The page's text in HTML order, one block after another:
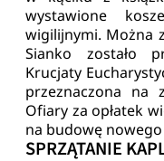
wystawione
wigilijnymi. Można
Sianko zostało
Krucjaty
przeznaczona na
Ofiary za opłatek
na budowę nowego
SPRZĄTANIE